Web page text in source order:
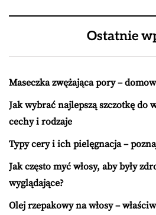
Ostatnie
Maseczka zwężająca pory –
Jak wybrać najlepszą szczotkę do
cechy i rodzaje
Typy cery i ich pielęgnacja –
Jak często myć włosy, aby były
wyglądające?
Olej rzepakowy na włosy –